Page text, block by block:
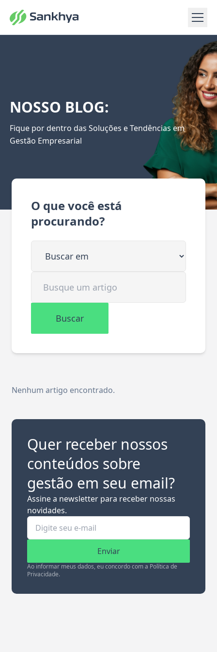
NOSSO BLOG:
Fique por dentro das Soluções e Tendências em
Gestão Empresarial
O que você está
procurando?
Buscar
Nenhum artigo encontrado.
Quer receber nossos
conteúdos sobre
gestão em seu email?
Assine a newsletter para receber nossas
novidades.
Enviar
Ao informar meus dados, eu concordo com a Política de
Privacidade.